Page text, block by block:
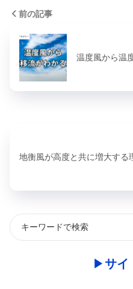
前の記事
温度風から温
地衡風が高度と共に増大する
▶︎サイ